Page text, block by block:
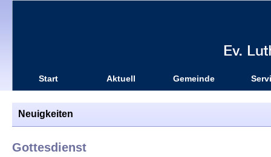
Start Aktuell Gemeinde
Neuigkeiten
Gottesdienst